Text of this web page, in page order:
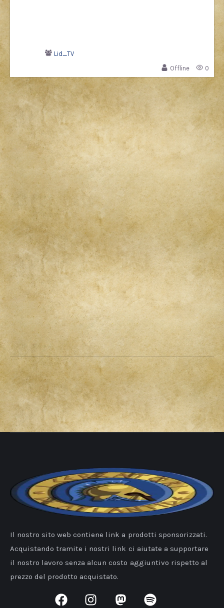
Lid_TV
Offline
0
Il nostro sito web contiene link a prodotti sponsorizzati.
Acquistando tramite i nostri link ci aiutate a supportare
il nostro lavoro senza alcun costo aggiuntivo rispetto al
prezzo del prodotto acquistato.